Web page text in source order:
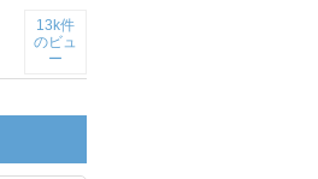
13k件
のビュ
ー